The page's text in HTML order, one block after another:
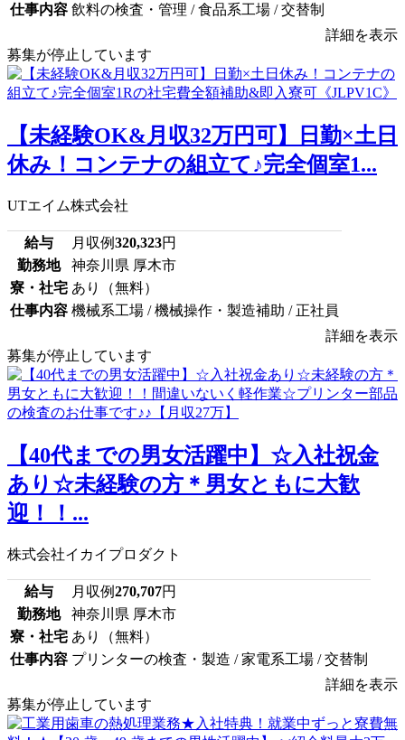
仕事内容 飲料の検査・管理 / 食品系工場 / 交替制
詳細を表示
募集が停止しています
【未経験OK&月収32万円可】日勤×土日
休み！コンテナの組立て♪完全個室1...
UTエイム株式会社
給与 月収例320,323円
勤務地
神奈川県 厚木市
寮・社宅 あり（無料）
仕事内容 機械系工場 / 機械操作・製造補助 / 正社員
詳細を表示
募集が停止しています
【40代までの男女活躍中】☆入社祝金
あり☆未経験の方＊男女ともに大歓
迎！！...
株式会社イカイプロダクト
給与 月収例270,707円
勤務地
神奈川県 厚木市
寮・社宅 あり（無料）
仕事内容 プリンターの検査・製造 / 家電系工場 / 交替制
詳細を表示
募集が停止しています